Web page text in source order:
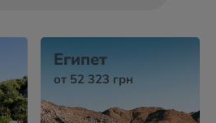
Египет
от 52 323 грн